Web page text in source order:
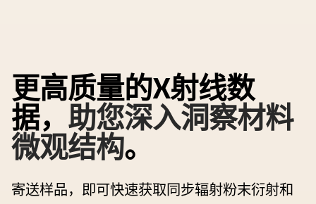
更高质量的X射线数
据， 助您深入洞察材料
微观结构。
寄送样品，即可快速获取同步辐射粉末衍射和